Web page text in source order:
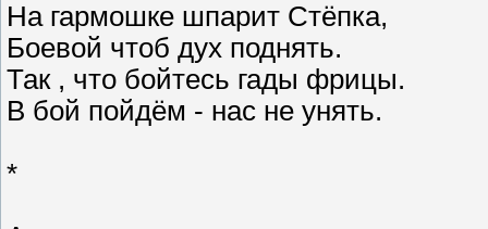
На гармошке шпарит Стёпка,
Боевой чтоб дух поднять.
Так , что бойтесь гады фрицы.
В бой пойдём - нас не унять.
*